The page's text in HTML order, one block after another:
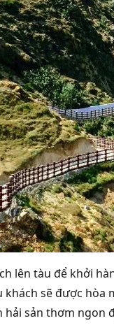
lên tàu để khởi
sẽ được
sản thơm ngon